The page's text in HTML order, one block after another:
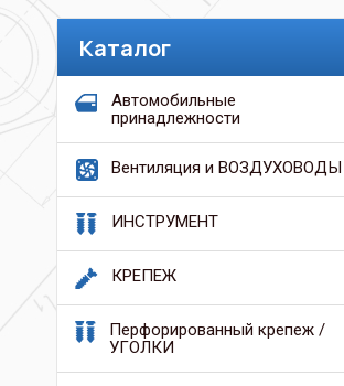
Каталог
Автомобильные
принадлежности
Вентиляция и ВОЗДУХОВОДЫ
ИНСТРУМЕНТ
КРЕПЕЖ
Перфорированный крепеж /
УГОЛКИ